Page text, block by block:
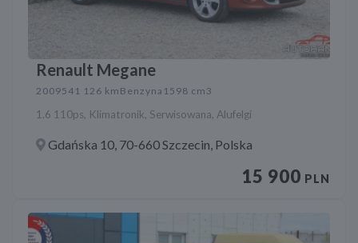
Renault Megane
2009541 126 km Benzyna 1598 cm3
1.6 110ps, Klimatronik, Serwisowana, Alufelgi
Gdańska 10, 70-660 Szczecin, Polska
15 900 PLN